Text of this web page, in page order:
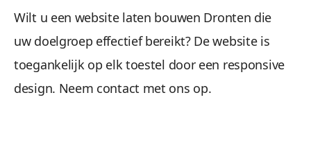
Wilt u een website laten bouwen Dronten die
uw doelgroep effectief bereikt? De website is
toegankelijk op elk toestel door een responsive
design. Neem contact met ons op.
Beheren